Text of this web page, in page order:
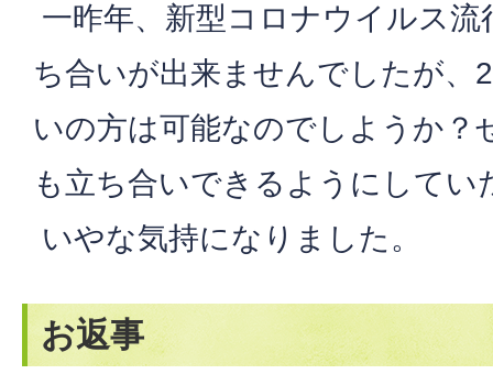
一昨年、新型コロナウイルス
ち合いが出来ませんでしたが、
いの方は可能なのでしようか？
も立ち合いできるようにしてい
いやな気持になりました。
お返事